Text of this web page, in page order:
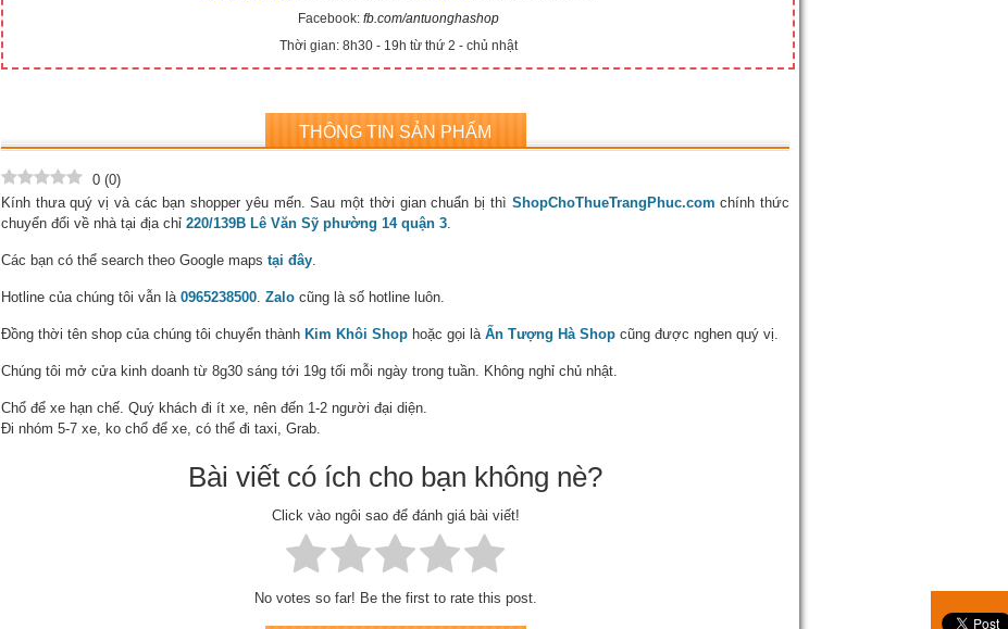
Facebook: fb.com/antuonghashop
Thời gian: 8h30 - 19h từ thứ 2 - chủ nhật
THÔNG TIN SẢN PHẨM
0 (0)
Kính thưa quý vị và các bạn shopper yêu mến. Sau một thời gian chuẩn bị thì ShopChoThueTrangPhuc.com chính thức
chuyển đổi về nhà tại địa chỉ 220/139B Lê Văn Sỹ phường 14 quận 3
Các bạn có thể search theo Google maps tại đây
Hotline của chúng tôi vẫn là 0965238500 Zalo cũng là số hotline luôn.
Đồng thời tên shop của chúng tôi chuyển thành Kim Khôi Shop hoặc gọi là Ấn Tượng Hà Shop cũng được nghen quý vị.
Chúng tôi mở cửa kinh doanh từ 8g30 sáng tới 19g tối mỗi ngày trong tuần. Không nghỉ chủ nhật.
Chổ để xe hạn chế. Quý khách đi ít xe, nên đến 1-2 người đại diện.
Đi nhóm 5-7 xe, ko chổ để xe, có thể đi taxi, Grab.
Bài viết có ích cho bạn không nè?
Click vào ngôi sao để đánh giá bài viết!
No votes so far! Be the first to rate this post.